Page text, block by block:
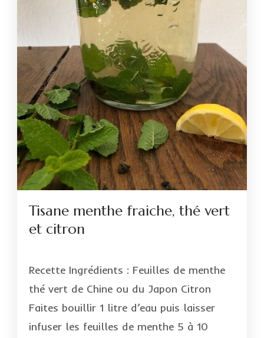
Tisane menthe fraiche, thé vert
et citron
Recette Ingrédients : Feuilles de menthe
thé vert de Chine ou du Japon Citron
Faites bouillir 1 litre d’eau puis laisser
infuser les feuilles de menthe 5 à 10